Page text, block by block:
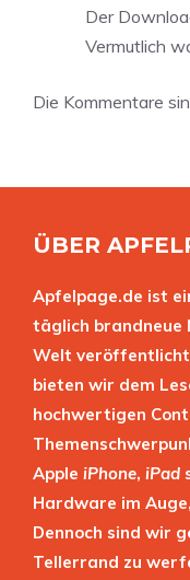
Der
Vermutlich
Die Kommentare
ÜBER
Apfelpage.de ist
täglich brandneue
Welt
bieten wir dem
hochwertigen
Apple iPhone, iPad
Hardware im
Dennoch sind wir
Tellerrand zu